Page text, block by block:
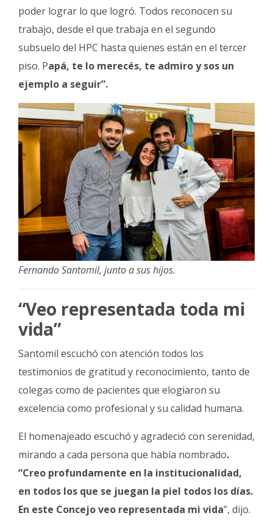
poder lograr lo que logró. Todos reconocen su
trabajo, desde el que trabaja en el segundo
subsuelo del HPC hasta quienes están en el tercer
piso. Papá, te lo merecés, te admiro y sos un
ejemplo a seguir”.
Fernando Santomil, junto a sus hijos.
“Veo representada toda mi
vida”
Santomil escuchó con atención todos los
testimonios de gratitud y reconocimiento, tanto de
colegas como de pacientes que elogiaron su
excelencia como profesional y su calidad humana.
El homenajeado escuchó y agradeció con serenidad,
mirando a cada persona que había nombrado.
“Creo profundamente en la institucionalidad,
en todos los que se juegan la piel todos los días.
En este Concejo veo representada mi vida”, dijo.